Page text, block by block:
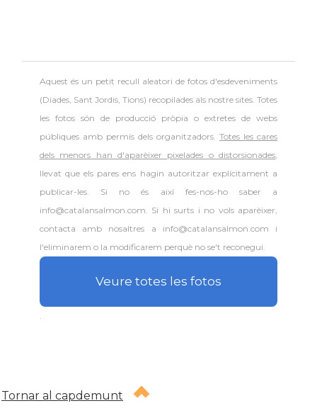
Aquest és un petit recull aleatori defotos d'esdeveniments
(Diades, Sant Jordis, Tions) recopilades als nostre sites. Totes
les fotos són de producció pròpia o extretes de webs
públiques amb permís dels organitzadors.Totes les cares
dels menors han d'aparèixer pixelades o distorsionades,
llevat que els pares ens hagin autoritzar explícitament a
publicar-les. Si no és així fes-nos-ho saber a
info@catalansalmon.com. Si hi surts i no vols aparèixer,
contacta amb nosaltres a info@catalansalmon.com i
l'eliminarem o la modificarem perquè no se't reconegui.
Veure totes les fotos
Tornar al capdemunt